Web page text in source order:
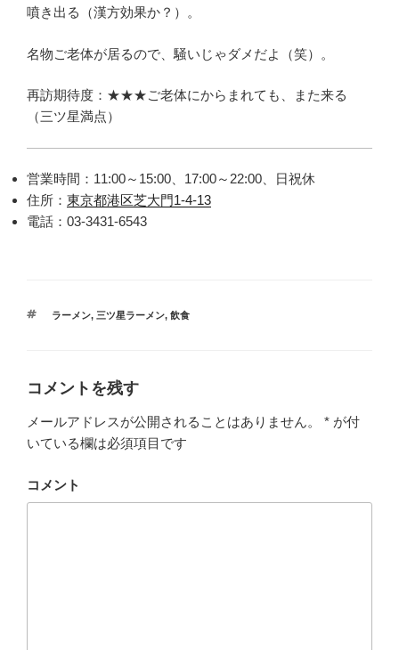
噴き出る（漢方効果か？）。
名物ご老体が居るので、騒いじゃダメだよ（笑）。
再訪期待度：★★★ご老体にからまれても、また来る
（三ツ星満点）
営業時間：11:00～15:00、17:00～22:00、日祝休
住所： 東京都港区芝大門1-4-13
電話：03-3431-6543
タ
ラーメン, 三ツ星ラーメン, 飲食
コメントを残す
メールアドレスが公開されることはありません。 * が付
いている欄は必須項目です
コメント